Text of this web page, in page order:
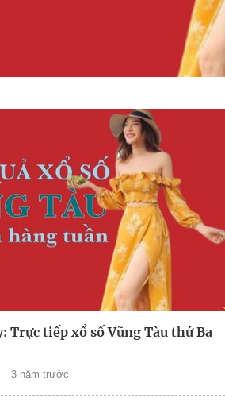
Trực tiếp xổ số Vũng Tàu thứ Ba
3 năm trước